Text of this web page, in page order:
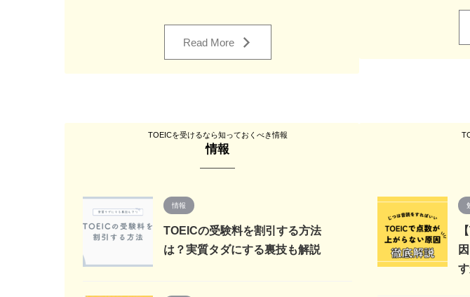
Read More
TOEICを受けるなら知っておくべき情報
情報
情報
TOEICの受験料を割引する方法
は？実質タダにする裏技も解説